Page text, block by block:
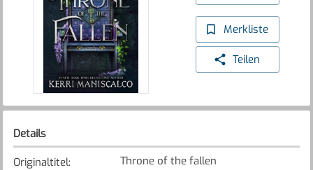
Merkliste
Teilen
Details
Originaltitel:
Throne of the fallen